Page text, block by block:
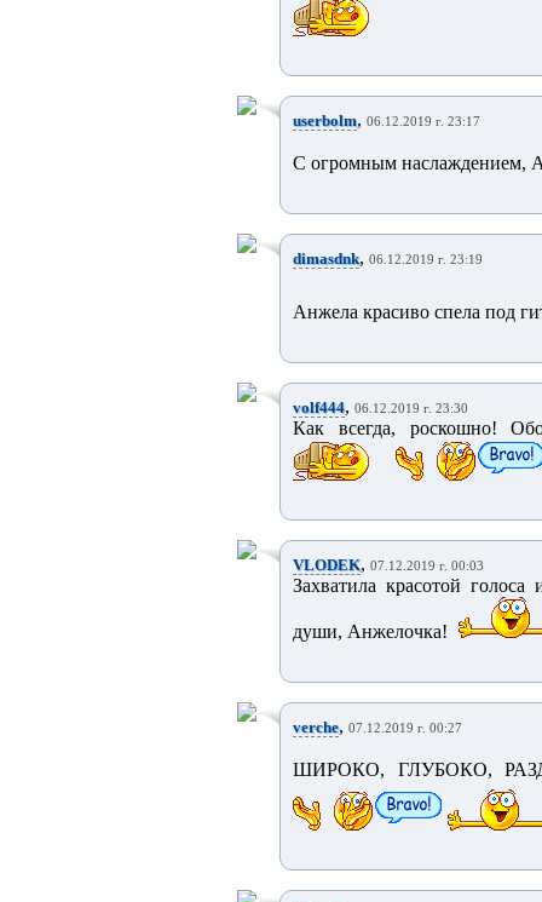
userbolm, 06.12.2019 г. 23:17
С огромным наслаждением,
dimasdnk, 06.12.2019 г. 23:19
Анжела красиво спела под
volf444, 06.12.2019 г. 23:30
Как всегда, роскошно!
VLODEK, 07.12.2019 г. 00:03
Захватила красотой
души, Анжелочка!
verche, 07.12.2019 г. 00:27
ШИРОКО, ГЛУБОКО,